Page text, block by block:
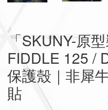
「SKUNY-原
FIDDLE 125 /
保護殼｜非犀
貼